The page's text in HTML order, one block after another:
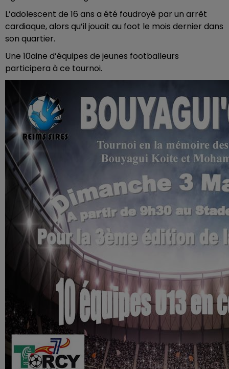
L’adolescent de 16 ans a été foudroyé par un arrêt
cardiaque, alors qu’il jouait au foot le mois dernier dans
son quartier.
Une 10aine d’équipes de jeunes footballeurs
participera à ce tournoi.